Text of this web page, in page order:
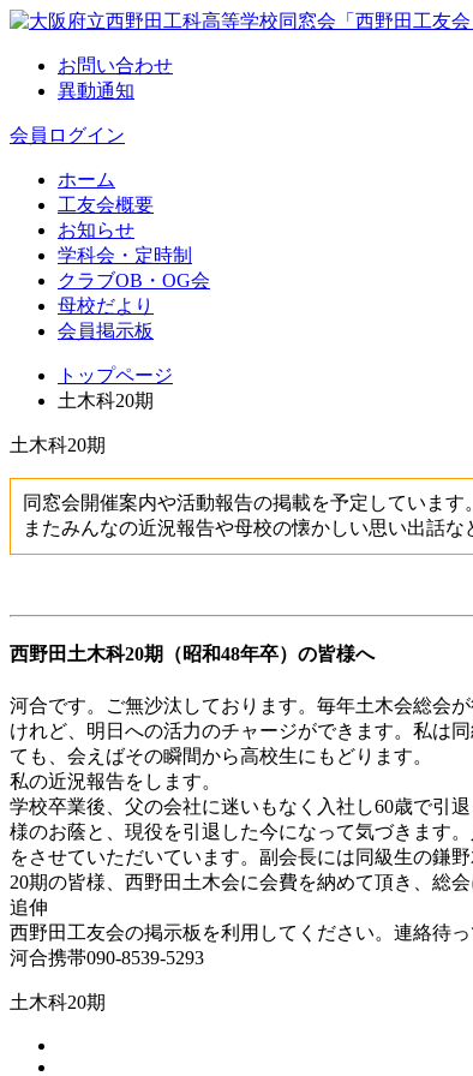
お問い合わせ
異動通知
会員ログイン
ホーム
工友会概要
お知らせ
学科会・定時制
クラブOB・OG会
母校だより
会員掲示板
トップページ
土木科20期
土木科20期
同窓会開催案内や活動報告の掲載を予定しています。
またみんなの近況報告や母校の懐かしい思い出話な
西野田土木科20期（昭和48年卒）の皆様へ
河合です。ご無沙汰しております。毎年土木会総会
けれど、明日への活力のチャージができます。私は
ても、会えばその瞬間から高校生にもどります。
私の近況報告をします。
学校卒業後、父の会社に迷いもなく入社し60歳で引
様のお蔭と、現役を引退した今になって気づきます
をさせていただいています。副会長には同級生の鎌
20期の皆様、西野田土木会に会費を納めて頂き、総
追伸
西野田工友会の掲示板を利用してください。連絡待っ
河合携帯090-8539-5293
土木科20期